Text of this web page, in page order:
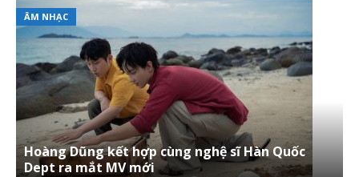
ÂM NHẠC
Hoàng Dũng kết hợp cùng nghệ sĩ Hàn Quốc
Dept ra mắt MV mới